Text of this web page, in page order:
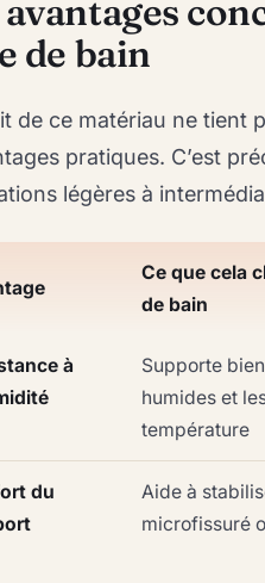
avantages
de bain
de ce matériau ne tient
pratiques. C’est
légères à
Ce que cela
de bain
à
Supporte
humides et
température
du
Aide à
microfissuré